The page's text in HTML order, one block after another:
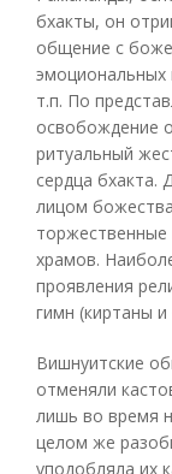
бхакты, он
общение с
эмоциональных
т.п. По
освобождение
ритуальный
сердца бхакта.
лицом
храмов.
проявления
гимн (киртаны
Вишнуитские
отменяли
лишь во время
целом же
уподобляла их